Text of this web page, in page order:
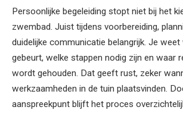
Persoonlijke begeleiding stopt niet bij het
zwembad. Juist tijdens voorbereiding,
duidelijke communicatie belangrijk. Je
gebeurt, welke stappen nodig zijn en waar
wordt gehouden. Dat geeft rust, zeker
werkzaamheden in de tuin plaatsvinden.
aanspreekpunt blijft het proces